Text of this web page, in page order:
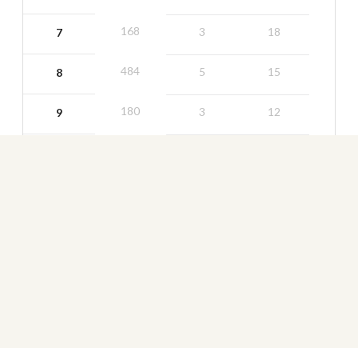
7
8
9
168
484
180
3
5
3
18
15
12